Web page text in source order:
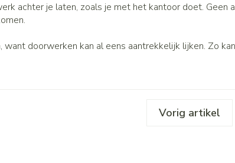
achter je laten, zoals je met het kantoor doet. Geen
doorwerken kan al eens aantrekkelijk lijken. Zo
Vorig artikel